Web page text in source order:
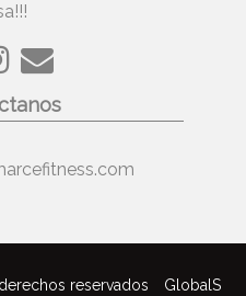
reservados GlobalS